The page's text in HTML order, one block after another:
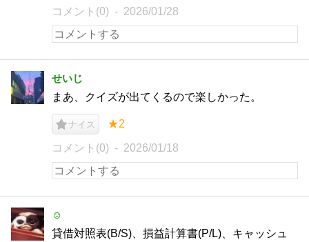
コメント(0) 2026/01/28
せいじ
まあ、クイズが出てくるので楽しかった。
ナイス ★2
コメント(0) 2026/01/18
☺️
貸借対照表(B/S)、損益計算書(P/L)、キャッシュ